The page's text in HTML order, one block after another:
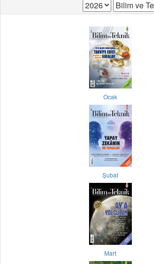
Ocak
Şubat
Mart